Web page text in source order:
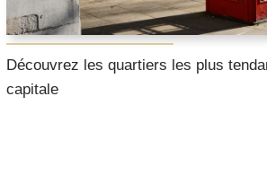
Découvrez les quartiers les plus
capitale